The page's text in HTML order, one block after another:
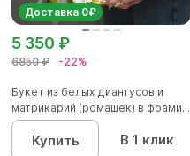
Доставка 0₽
6850 ₽ -22%
5 350 ₽
Букет из белых диантусов и
матрикарий (ромашек) в фоами...
Купить В 1 клик